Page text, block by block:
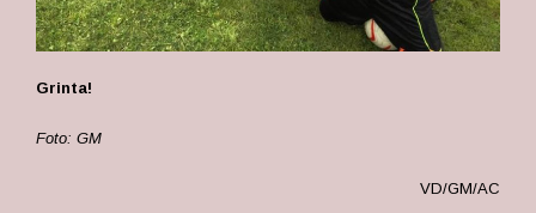
Grinta!
Foto: GM
VD/GM/AC